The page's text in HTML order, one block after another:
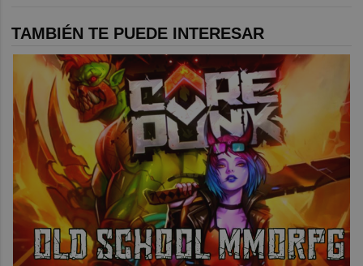
TAMBIÉN TE PUEDE INTERESAR